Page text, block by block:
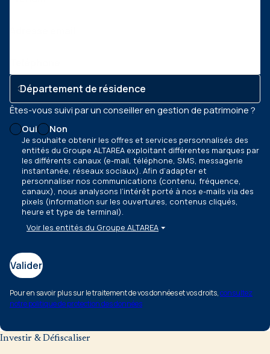
Êtes-vous suivi par un conseiller en gestion de patrimoine ?
Oui
Non
Je souhaite obtenir les offres et services personnalisés des
entités du Groupe ALTAREA exploitant différentes marques par
les différents canaux (e-mail, téléphone, SMS, messagerie
instantanée, réseaux sociaux). Afin d’adapter et
personnaliser nos communications (contenu, fréquence,
canaux), nous analysons l’intérêt porté à nos e-mails via des
pixels (information sur les ouvertures, contenus cliqués,
heure et type de terminal).
Voir les entités du Groupe ALTAREA
Valider
Pour en savoir plus sur le traitement de vos données et vos droits,consultez
notre politique de protection des données
Investir & Défiscaliser